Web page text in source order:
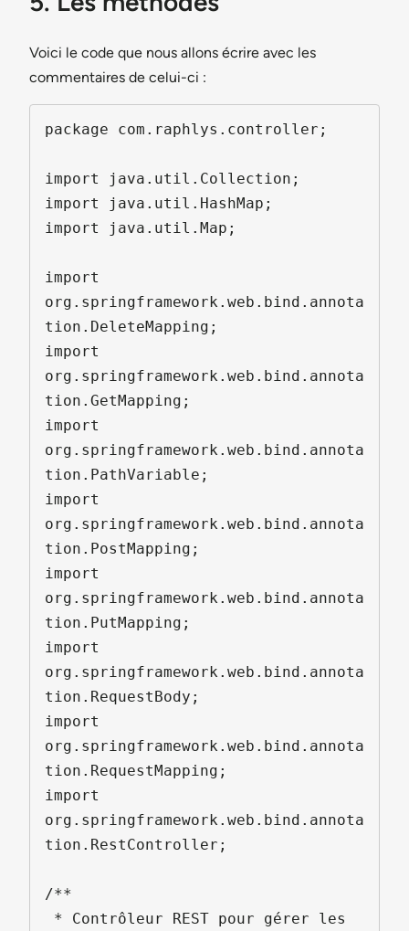
Voici le code que nous allons écrire avec les
commentaires de celui-ci :
package com.raphlys.controller;
import java.util.Collection;
import java.util.HashMap;
import java.util.Map;
import
org.springframework.web.bind.annota
tion.DeleteMapping;
import
org.springframework.web.bind.annota
tion.GetMapping;
import
org.springframework.web.bind.annota
tion.PathVariable;
import
org.springframework.web.bind.annota
tion.PostMapping;
import
org.springframework.web.bind.annota
tion.PutMapping;
import
org.springframework.web.bind.annota
tion.RequestBody;
import
org.springframework.web.bind.annota
tion.RequestMapping;
import
org.springframework.web.bind.annota
tion.RestController;
/**